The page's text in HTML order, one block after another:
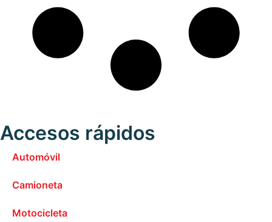
Accesos rápidos
Automóvil
Camioneta
Motocicleta